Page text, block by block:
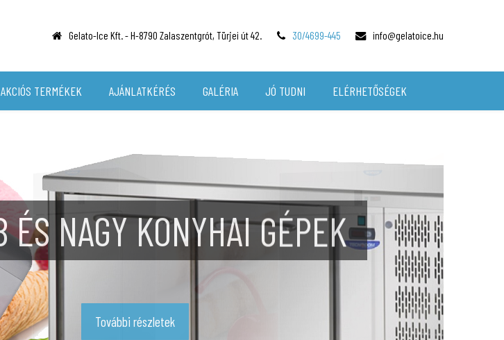
Gelato-Ice Kft. -H-8790 Zalaszentgrót, Türjei út 42. 30/4699-445 info@gelatoice.hu
AKCIÓS TERMÉKEK AJÁNLATKÉRÉS GALÉRIA JÓ TUDNI ELÉRHETŐSÉGEK
HÁTTÉRHŰTŐK
További részletek